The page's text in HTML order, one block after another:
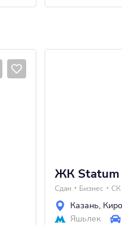
ЖК Statum
Сдан Бизнес СК
Казань,
Яшьлек